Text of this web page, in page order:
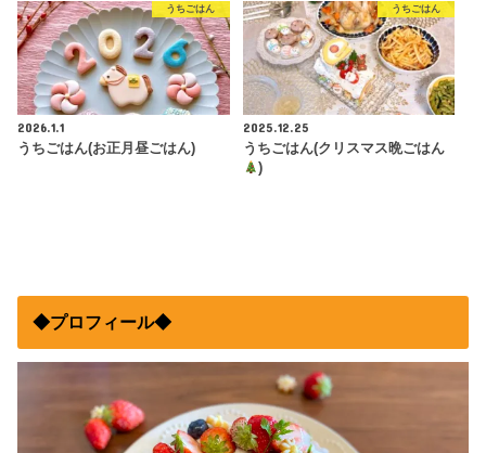
うちごはん
2026.1.1
うちごはん(お正月昼ごはん)
うちごはん
2025.12.25
うちごはん(クリスマス晩ごはん
)
◆プロフィール◆